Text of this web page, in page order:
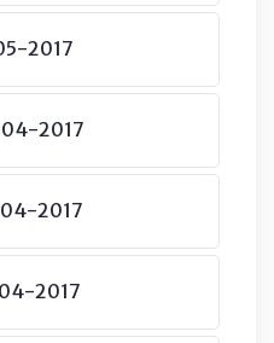
2017
04-2017
2017
2017